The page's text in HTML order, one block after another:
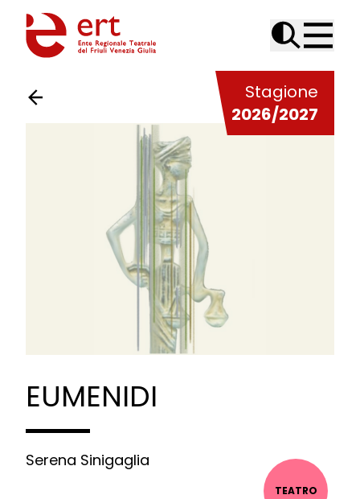
Skip to content
EUMENIDI
Serena Sinigaglia
Stagione
2026/2027
TEATRO